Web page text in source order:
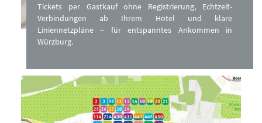
Tickets per Gastkauf ohne Registrierung, Echtzeit-
Verbindungen ab Ihrem Hotel und klare
Liniennetzpläne – für entspanntes Ankommen in
Würzburg.